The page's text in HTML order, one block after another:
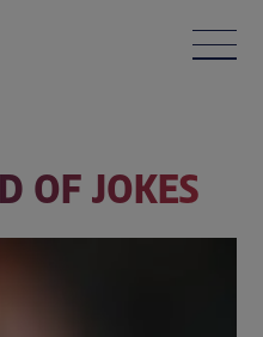
OF JOKES